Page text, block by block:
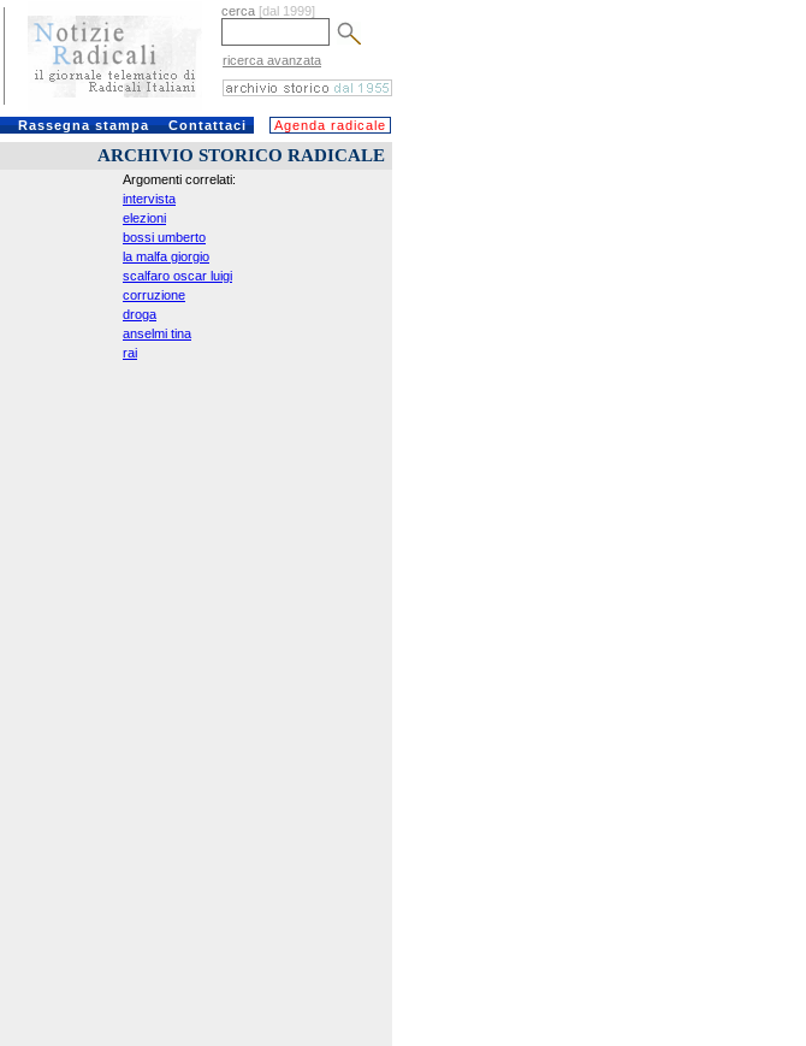
cerca [dal 1999]
ricerca avanzata
Rassegna stampa Contattaci Agenda radicale
ARCHIVIO STORICO RADICALE
Argomenti correlati:
intervista
elezioni
bossi umberto
la malfa giorgio
scalfaro oscar luigi
corruzione
droga
anselmi tina
rai